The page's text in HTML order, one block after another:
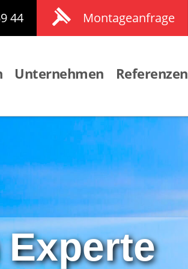
44 Montageanfrage
Unternehmen Referenzen